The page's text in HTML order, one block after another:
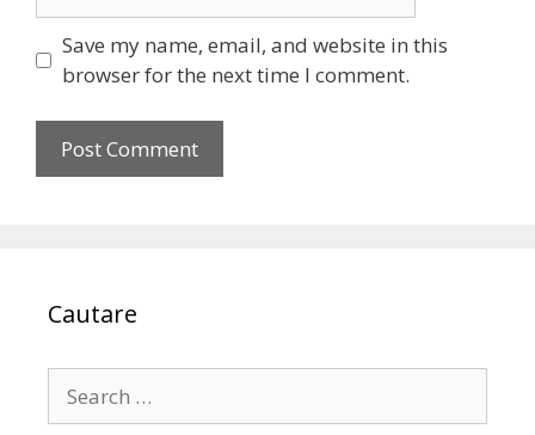
Save my name, email, and website in this
browser for the next time I comment.
Cautare
for: